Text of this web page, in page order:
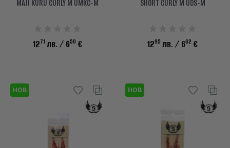
MAJI KURU CURLY M UMKC-M
1271 лв. / 650 €
SHORT CURLY M UDS-M
1295 лв. / 662 €
НОВ НОВ